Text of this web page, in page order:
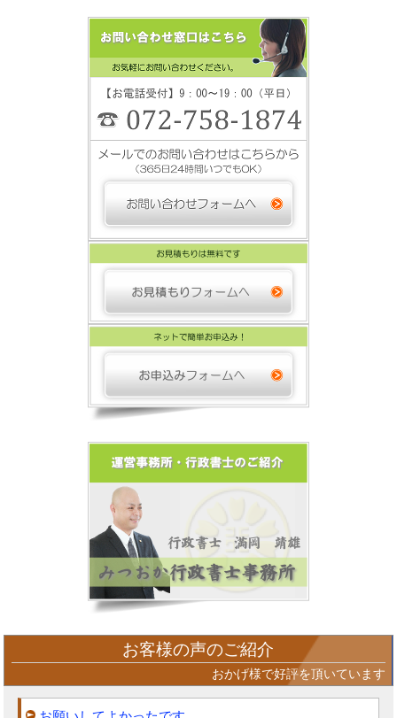
お客様の声のご紹介
おかげ様で好評を頂いています